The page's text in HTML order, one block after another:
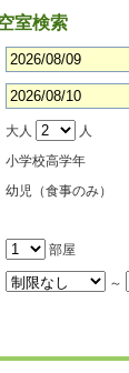
室検索
大人
人
小学校高学年
幼児（食事のみ）
部屋
～